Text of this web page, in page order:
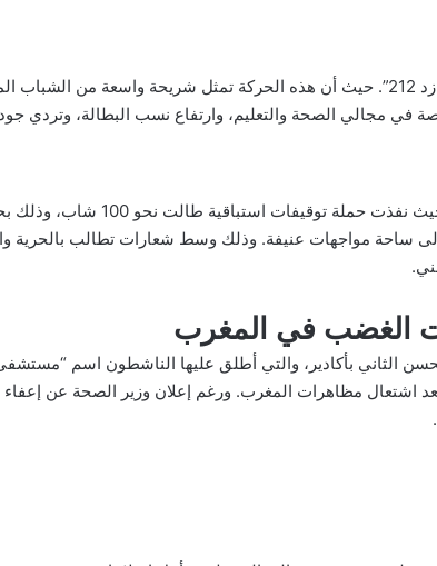
اندلعت الاحتجاجات في عدد من المدن المغربية، بقيادة حركة “جيل زد 212”. حيث أن هذه الحركة تمثل شريحة
في مجالي الصحة والتعليم، وارتفاع نسب البطالة، وتردي
شددت السلطات الأمنية في الرباط قبضتها على ساحة
ساحة مواجهات عنيفة. وذلك وسط شعارات تطالب بالحرية
الغضب في المغرب
الثاني بأكادير، والتي أطلق عليها الناشطون اسم “مستشفى
مظاهرات المغرب. ورغم إعلان وزير الصحة عن إعفاء